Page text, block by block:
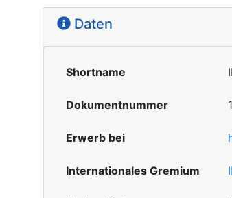
Daten
Shortname
Dokumentnummer
Erwerb bei
Internationales Gremium